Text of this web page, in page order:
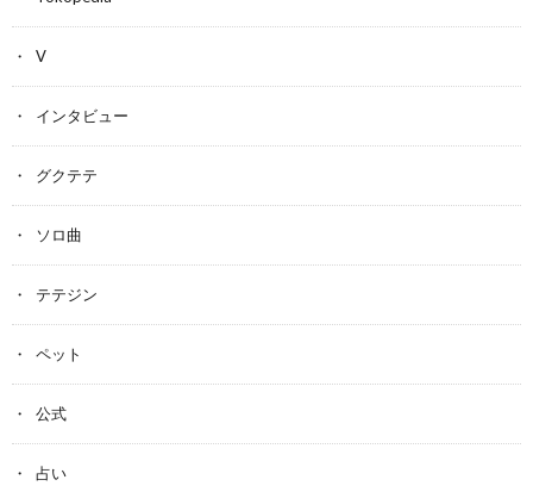
V
インタビュー
グクテテ
ソロ曲
テテジン
ペット
公式
占い